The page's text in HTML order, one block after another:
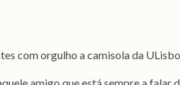
com orgulho a camisola da